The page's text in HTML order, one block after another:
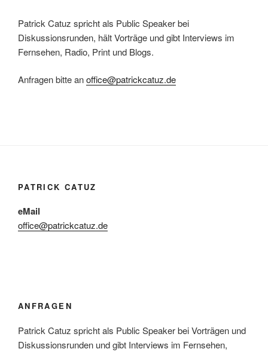
Patrick Catuz spricht als Public Speaker bei
Diskussionsrunden, hält Vorträge und gibt Interviews im
Fernsehen, Radio, Print und Blogs.
Anfragen bitte anoffice@patrickcatuz.de
PATRICK CATUZ
eMail
office@patrickcatuz.de
ANFRAGEN
Patrick Catuz spricht als Public Speaker bei Vorträgen und
Diskussionsrunden und gibt Interviews im Fernsehen,